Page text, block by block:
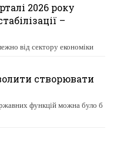
2026 року
–
від сектору економіки
створювати
функцій можна було б